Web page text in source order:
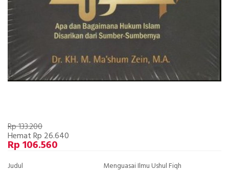
Rp 133.200
Hemat Rp 26.640
Rp 106.560
Judul
Menguasai Ilmu Ushul Fiqh